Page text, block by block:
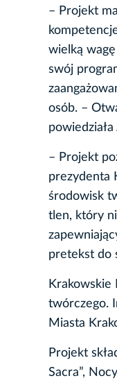
– Projekt
wielką
swój
osób. –
– Projekt
prezydenta
środowisk
tlen, który
pretekst do
Krakowskie
twórczego.
Miasta
Projekt
Sacra”,